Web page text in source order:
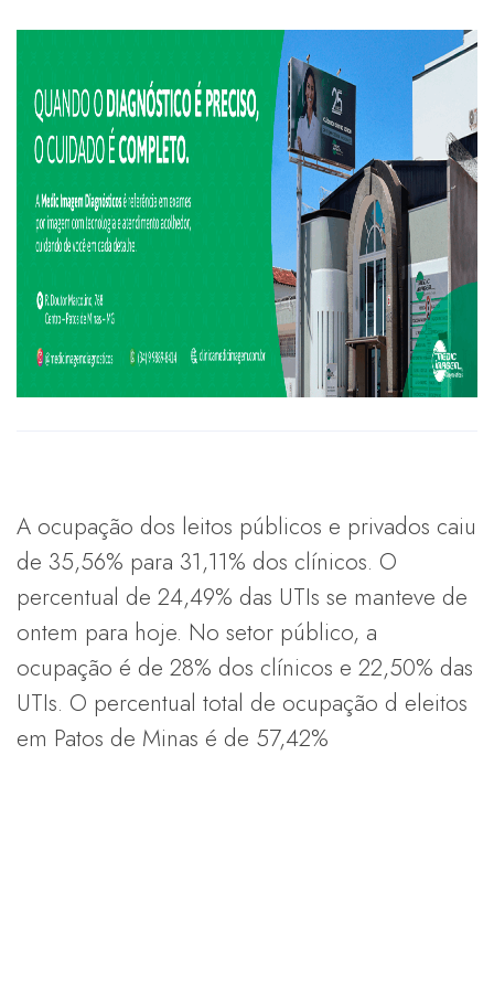
A ocupação dos leitos públicos e privados caiu
de 35,56% para 31,11% dos clínicos. O
percentual de 24,49% das UTIs se manteve de
ontem para hoje. No setor público, a
ocupação é de 28% dos clínicos e 22,50% das
UTIs. O percentual total de ocupação d eleitos
em Patos de Minas é de 57,42%